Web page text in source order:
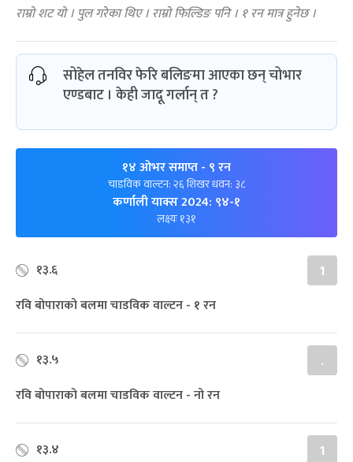
राम्रो शट यो । पुल गरेका थिए । राम्रो फिल्डिङ पनि । १ रन मात्र हुनेछ ।
सोहेल तनविर फेरि बलिङमा आएका छन् चोभार
एण्डबाट । केही जादू गर्लान् त ?
१४ ओभर समाप्त- ९ रन
चाडविक वाल्टन: २६ शिखर धवन: ३८
कर्णाली याक्स 2024: ९४-१
लक्ष्यः १३१
१३.६ 1
रवि बोपाराको बलमा चाडविक वाल्टन - १ रन
१३.५ .
रवि बोपाराको बलमा चाडविक वाल्टन - नो रन
१३.४ 1